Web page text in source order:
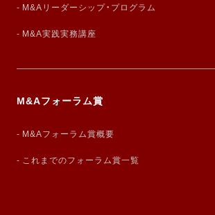
M&Aリーダーシップ・プログラム
M&A実践実務講座
M&Aフォーラム賞
M&Aフォーラム賞概要
これまでのフォーラム賞一覧